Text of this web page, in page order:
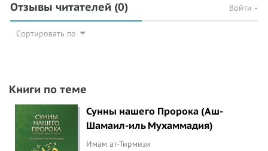
Отзывы читателей (0) Войти
Сортировать по
Книги по теме
Сунны нашего Пророка (Аш-
Шамаил-иль Мухаммадия)
Имам ат-Тирмизи